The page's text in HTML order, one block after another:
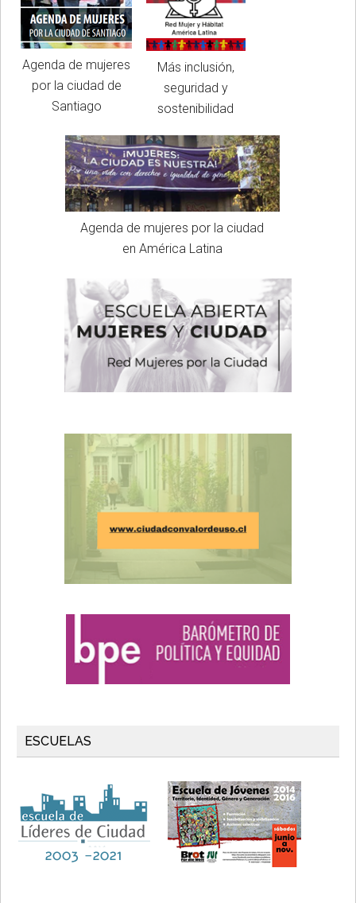
Agenda de mujeres
por la ciudad de
Santiago
Más inclusión,
seguridad y
sostenibilidad
Agenda de mujeres por la ciudad
en América Latina
ESCUELAS